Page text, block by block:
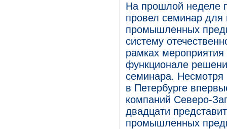
На прошлой неделе
провел семинар для
промышленных
систему
рамках мероприятия
функционале
семинара. Несмотря
в Петербурге
компаний Северо-
двадцати
промышленных